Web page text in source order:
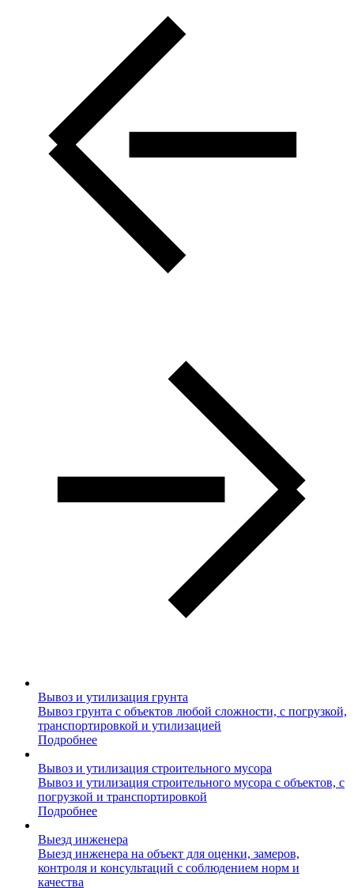
Вывоз и утилизация грунта
Вывоз грунта с объектов любой сложности, с погрузкой,
транспортировкой и утилизацией
Подробнее
Вывоз и утилизация строительного мусора
Вывоз и утилизация строительного мусора с объектов, с
погрузкой и транспортировкой
Подробнее
Выезд инженера
Выезд инженера на объект для оценки, замеров,
контроля и консультаций с соблюдением норм и
качества